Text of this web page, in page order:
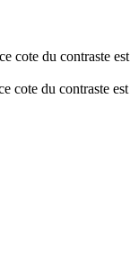
cote du contraste est
cote du contraste est